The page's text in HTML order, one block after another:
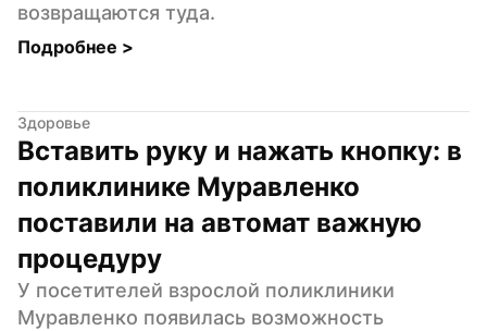
возвращаются туда.
Подробнее >
Здоровье
Вставить руку и нажать кнопку: в
поликлинике Муравленко
поставили на автомат важную
процедуру
У посетителей взрослой поликлиники
Муравленко появилась возможность